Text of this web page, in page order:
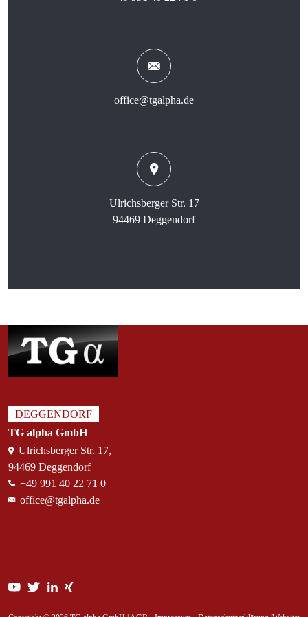
office@tgalpha.de
Ulrichsberger Str. 17
94469 Deggendorf
DEGGENDORF
TG alpha GmbH
Ulrichsberger Str. 17,
94469 Deggendorf
+49 991 40 22 71 0
office@tgalpha.de